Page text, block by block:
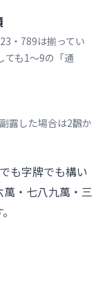
・789は揃ってい
ても1〜9の「通
露した場合は2飜か
も字牌でも構い
・七八九萬・三